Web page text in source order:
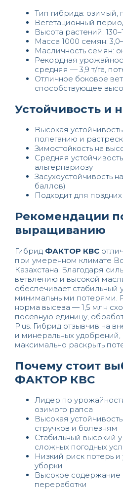
Тип гибрида: озимый,
Вегетационный
Высота растений:
Масса 1000 семян:
Масличность семян:
Рекордная
средняя — 3,9 т/га,
Отличное боковое
способствующее
Устойчивость и
Высокая
полеганию и
Зимостойкость на
Средняя
альтернариозу
Засухоустойчивость
баллов)
Подходит для
Рекомендации
выращиванию
Гибрид ФАКТОР КВС
при умеренном климате
Казахстана. Благодаря
ветвлению и высокой
обеспечивает стабильный
минимальными потерями.
норма высева — 1,5 млн
посевную единицу,
Plus. Гибрид отзывчив на
и минеральных удобрений,
максимально раскрыть
Почему стоит
ФАКТОР КВС
Лидер по
озимого рапса
Высокая
стручков и болезням
Стабильный высокий
сложных погодных
Низкий риск потерь
уборки
Высокое содержание
переработки